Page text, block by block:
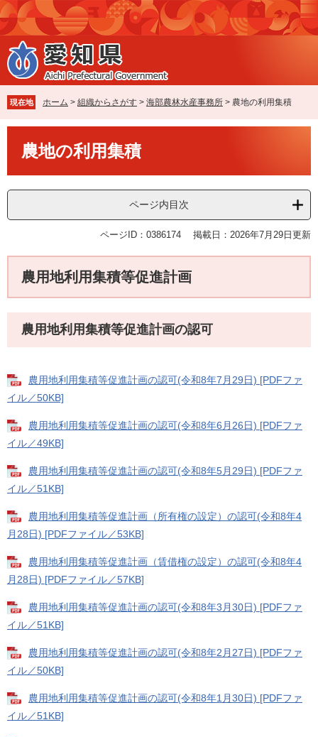
ペ
ー
ジ
の
先
で
す
。
メ
ニ
ュ
ー
を
ば
し
て
現在地 ホーム > 組織からさがす > 海部農林水産事務所 > 農地の利用集積
農地の利用集積
ページ内目次
ページID：0386174 掲載日：2026年7月29日更新
農用地利用集積等促進計画
農用地利用集積等促進計画の認可
農用地利用集積等促進計画の認可(令和8年7月29日) [PDFファ
イル／50KB]
農用地利用集積等促進計画の認可(令和8年6月26日) [PDFファ
イル／49KB]
農用地利用集積等促進計画の認可(令和8年5月29日) [PDFファ
イル／51KB]
農用地利用集積等促進計画（所有権の設定）の認可(令和8年4
月28日) [PDFファイル／53KB]
農用地利用集積等促進計画（賃借権の設定）の認可(令和8年4
月28日) [PDFファイル／57KB]
農用地利用集積等促進計画の認可(令和8年3月30日) [PDFファ
イル／51KB]
農用地利用集積等促進計画の認可(令和8年2月27日) [PDFファ
イル／50KB]
農用地利用集積等促進計画の認可(令和8年1月30日) [PDFファ
イル／51KB]